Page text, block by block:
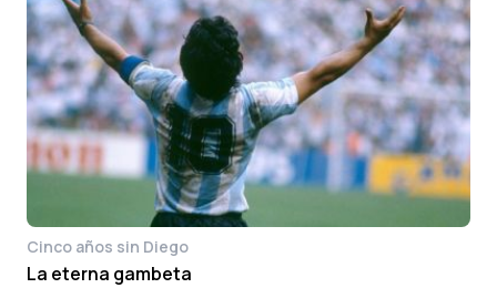
Cinco años sin Diego
La eterna gambeta